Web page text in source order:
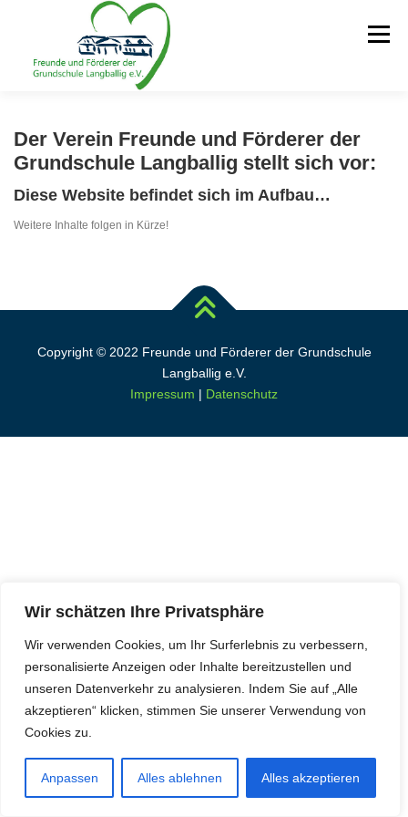
Wir schätzen Ihre Privatsphäre
Wir verwenden Cookies, um Ihr Surferlebnis zu verbessern,
personalisierte Anzeigen oder Inhalte bereitzustellen und
unseren Datenverkehr zu analysieren. Indem Sie auf „Alle
akzeptieren“ klicken, stimmen Sie unserer Verwendung von
Cookies zu.
Anpassen Alles ablehnen Alles akzeptieren
Menü
STARTSEITE RUND UM DEN VEREIN OGATA
DOWNLOADS TERMINE
Der Verein Freunde und Förderer der
Grundschule Langballig stellt sich vor:
Diese Website befindet sich im Aufbau…
Weitere Inhalte folgen in Kürze!
Copyright © 2022 Freunde und Förderer der Grundschule
Langballig e.V.
Impressum | Datenschutz